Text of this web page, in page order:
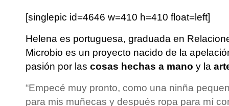
[singlepic id=4646 w=410 h=410 float=left]
Helena es portuguesa, graduada en
Microbio es un proyecto nacido de la
pasión por las cosas hechas a mano y la
“Empecé muy pronto, como una ninña
para mis muñecas y después ropa para mí